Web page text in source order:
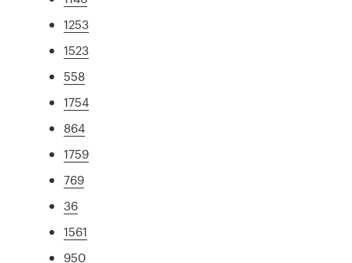
1253
1523
558
1754
864
1759
769
36
1561
950